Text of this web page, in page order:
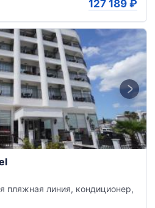
127 189 ₽
пляжная линия, кондиционер,